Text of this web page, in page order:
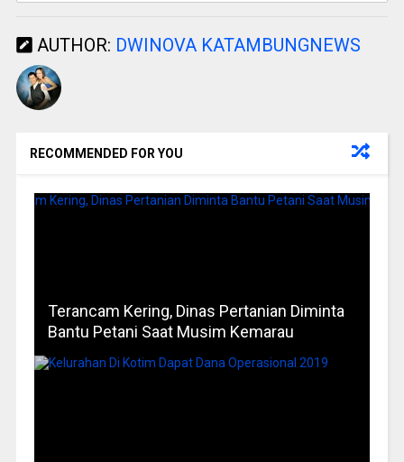
AUTHOR: DWINOVA KATAMBUNGNEWS
RECOMMENDED FOR YOU
Terancam Kering, Dinas Pertanian Diminta
Bantu Petani Saat Musim Kemarau